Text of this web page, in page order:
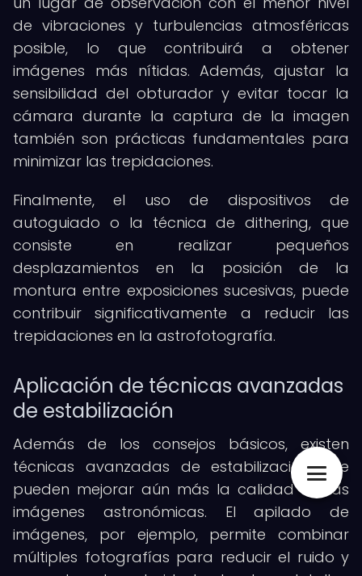
de vibraciones y turbulencias atmosféricas
posible, lo que contribuirá a obtener
imágenes más nítidas. Además, ajustar la
sensibilidad del obturador y evitar tocar la
cámara durante la captura de la imagen
también son prácticas fundamentales para
minimizar las trepidaciones.
Finalmente, el uso de dispositivos de
autoguiado o la técnica de dithering, que
consiste en realizar pequeños
desplazamientos en la posición de la
montura entre exposiciones sucesivas, puede
contribuir significativamente a reducir las
trepidaciones en la astrofotografía.
Aplicación de técnicas avanzadas
de estabilización
Además de los consejos básicos, existen
técnicas avanzadas de estabilización que
pueden mejorar aún más la calidad de las
imágenes astronómicas. El apilado de
imágenes, por ejemplo, permite combinar
múltiples fotografías para reducir el ruido y